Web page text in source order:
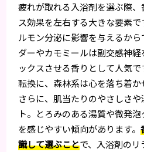
疲れが取れる入浴剤を選ぶ際
ス効果を左右する大きな要素
ルモン分泌に影響を与えるか
ダーやカモミールは副交感神
ックスさせる香りとして人気
転換に、森林系は心を落ち着か
さらに、肌当たりのやさしさ
ト。とろみのある湯質や微発
を感じやすい傾向があります。
識して選ぶことで、入浴剤の